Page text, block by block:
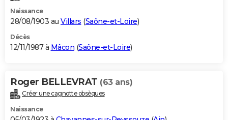
Naissance
28/08/1903 au Villars (Saône-et-Loire)
Décès
12/11/1987 à Mâcon (Saône-et-Loire)
Roger BELLEVRAT (63 ans)
Créer une cagnotte obsèques
Naissance